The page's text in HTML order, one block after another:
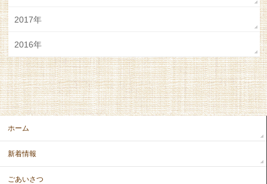
2017年
2016年
ホーム
新着情報
ごあいさつ